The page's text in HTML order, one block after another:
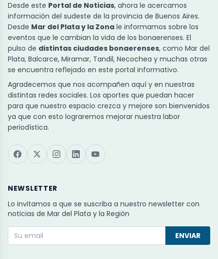
Desde este Portal de Noticias, ahora le acercamos
información del sudeste de la provincia de Buenos Aires.
Desde Mar del Plata y la Zona le informamos sobre los
eventos que le cambian la vida de los bonaerenses. El
pulso de distintas ciudades bonaerenses, como Mar del
Plata, Balcarce, Miramar, Tandil, Necochea y muchas otras
se encuentra reflejado en este portal informativo.
Agradecemos que nos acompañen aquí y en nuestras
distintas redes sociales. Los aportes que puedan hacer
para que nuestro espacio crezca y mejore son bienvenidos
ya que con esto lograremos mejorar nuestra labor
periodística.
NEWSLETTER
Lo invitamos a que se suscriba a nuestro newsletter con
noticias de Mar del Plata y la Región
ENVIAR